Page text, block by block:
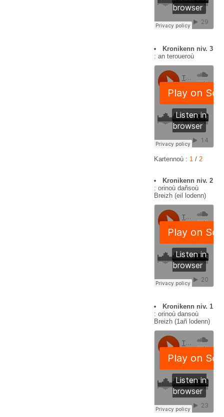
Kronikenn niv. 3
: an teroueroù
Kartennoù : 1/ 2
Kronikenn niv. 2
: orinoù dañsoù
Breizh (eil lodenn)
Kronikenn niv. 1
: orinoù dansoù
Breizh (1añ lodenn)